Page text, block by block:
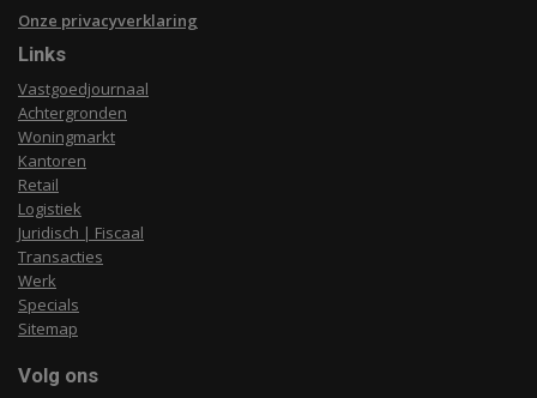
Onze privacyverklaring
Links
Vastgoedjournaal
Achtergronden
Woningmarkt
Kantoren
Retail
Logistiek
Juridisch | Fiscaal
Transacties
Werk
Specials
Sitemap
Volg ons